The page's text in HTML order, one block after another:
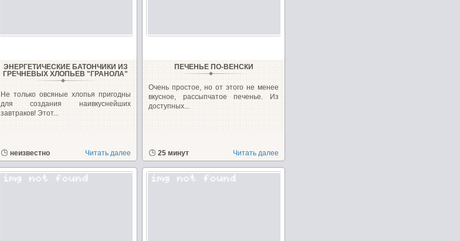
ЭНЕРГЕТИЧЕСКИЕ БАТОНЧИКИ ИЗ
ГРЕЧНЕВЫХ ХЛОПЬЕВ "ГРАНОЛА"
Не только овсяные хлопья пригодны
для создания наивкуснейших
завтраков! Этот...
неизвестно Читать далее
ПЕЧЕНЬЕ ПО-ВЕНСКИ
Очень простое, но от этого не менее
вкусное, рассыпчатое печенье. Из
доступных...
25 минут Читать далее